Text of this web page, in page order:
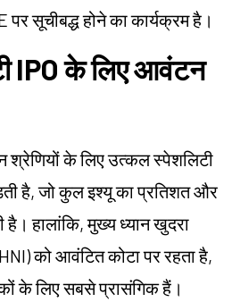
सूचीबद्ध होने का कार्यक्रम है।
IPO के लिए आवंटन
श्रेणियों के लिए उत्कल स्पेशलिटी
है, जो कुल इश्यू का प्रतिशत और
है। हालांकि, मुख्य ध्यान खुदरा
को आवंटित कोटा पर रहता है,
के लिए सबसे प्रासंगिक हैं।